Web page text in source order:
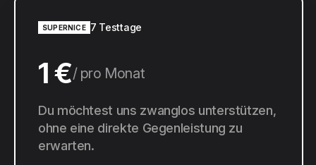
SUPERNICE 7 Testtage
1 € pro Monat
10 € pro Jahr
Du möchtest uns zwanglos unterstützen,
ohne eine direkte Gegenleistung zu
erwarten.